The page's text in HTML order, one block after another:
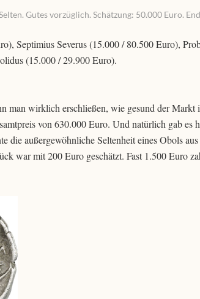
Gutes vorzüglich. Schätzung: 50.000 Euro.
Septimius Severus (15.000 / 80.500 Euro),
(15.000 / 29.900 Euro).
man wirklich erschließen, wie gesund der Markt
von 630.000 Euro. Und natürlich gab es
die außergewöhnliche Seltenheit eines Obols
war mit 200 Euro geschätzt. Fast 1.500 Euro